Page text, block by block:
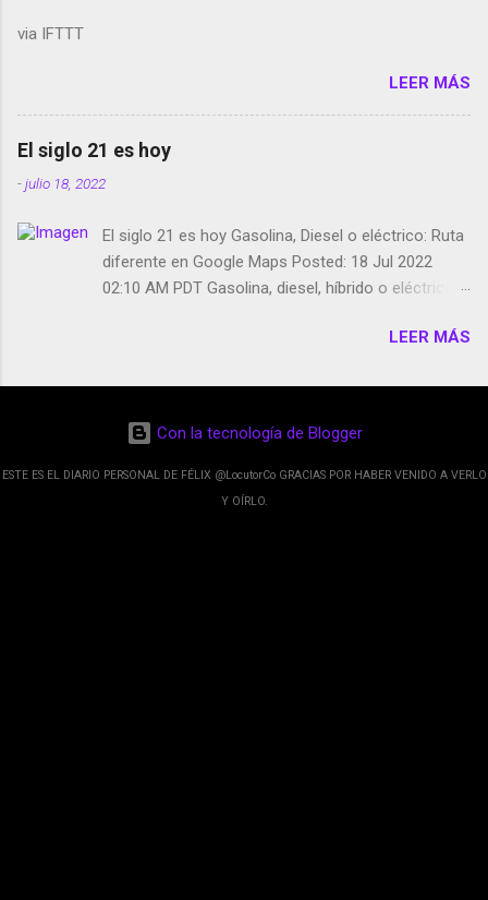
Live Photos en Google Photos Llegando Partimos
Dictados en Android El tamaño y su importancia...
via IFTTT
LEER MÁS
El siglo 21 es hoy
-julio 18, 2022
El siglo 21 es hoy Gasolina, Diesel o eléctrico: Ruta
diferente en Google Maps Posted: 18 Jul 2022
02:10 AM PDT Gasolina, diesel, híbrido o eléctrico:
de esos sentidos es lo que hacen los
desarrolladores de Alphabet, la compañía matriz
de Google; y por el otro lado tenemos el
crecimiento de Google Maps con lo que
informamos los usuarios reseñas del lugares
LEER MÁS
Con la tecnología de Blogger
ESTE ES EL DIARIO PERSONAL DE FÉLIX @LocutorCo GRACIAS POR HABER VENIDO A VERLO
Y OÍRLO.